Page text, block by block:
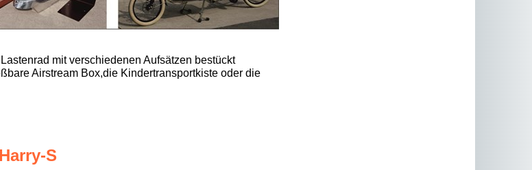
mit verschiedenen Aufsätzen bestückt
Airstream Box,die Kindertransportkiste oder die
Harry-S